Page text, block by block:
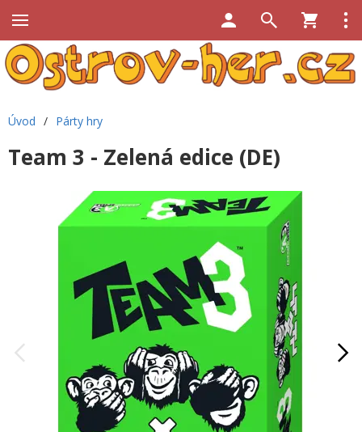
Úvod / Párty hry
Team 3 - Zelená edice (DE)